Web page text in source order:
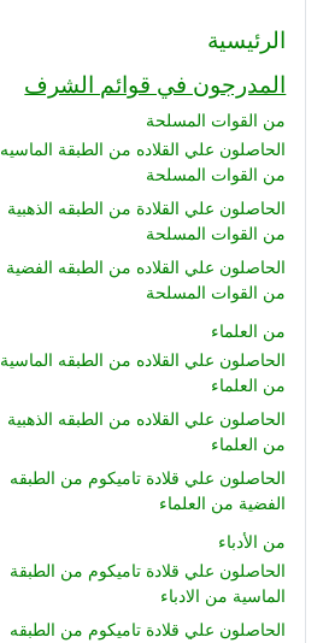
الرئيسية
المدرجون في قوائم الشرف
من القوات المسلحة
الحاصلون علي القلاده من الطبقة الماسيه
من القوات المسلحة
الحاصلون علي القلادة من الطبقه الذهبية
من القوات المسلحة
الحاصلون علي القلاده من الطبقه الفضية
من القوات المسلحة
من العلماء
الحاصلون علي القلاده من الطبقه الماسية
من العلماء
الحاصلون علي القلاده من الطبقه الذهبية
من العلماء
الحاصلون علي قلادة تاميكوم من الطبقه
الفضية من العلماء
من الأدباء
الحاصلون علي قلادة تاميكوم من الطبقة
الماسية من الادباء
الحاصلون علي قلادة تاميكوم من الطبقه